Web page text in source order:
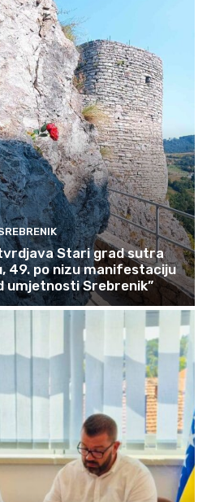
Stari grad sutra
49. po nizu manifestaciju
umjetnosti Srebrenik”